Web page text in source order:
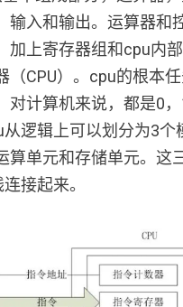
输入和输出。运算器和
加上寄存器组和cpu内
（CPU）。cpu的根本
对计算机来说，都是0
逻辑上可以划分为3个
算单元和存储单元。这
接起来。